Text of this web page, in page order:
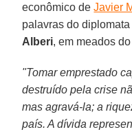
econômico deJavier
palavras do
Alberi, em meados
"Tomar emprestado
destruído pela crise
mas agravá-la; a
país. A dívida